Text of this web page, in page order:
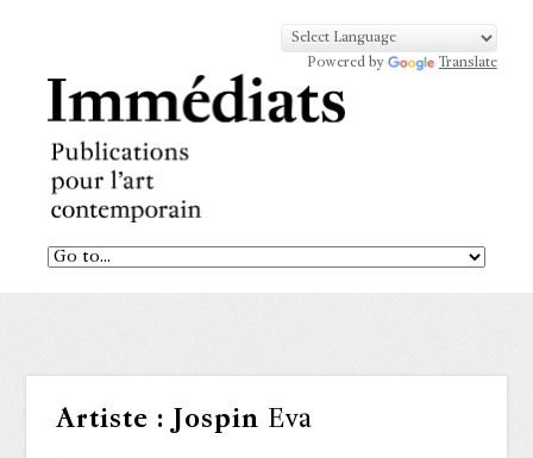
Powered by Translate
Artiste : Jospin Eva